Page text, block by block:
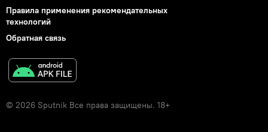
Правила применения рекомендательных
технологий
Обратная связь
© 2026 Sputnik Все права защищены. 18+